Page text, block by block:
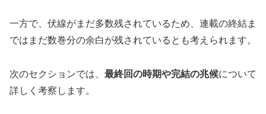
一方で、伏線がまだ多数残されているため、連載の終結ま
ではまだ数巻分の余白が残されているとも考えられます。
次のセクションでは、 最終回の時期や完結の兆候について
詳しく考察します。